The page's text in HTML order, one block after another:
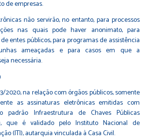
de empresas.
não servirão, no entanto, para processos
nas quais pode haver anonimato, para
entes públicos, para programas de assistência
ameaçadas e para casos em que a
necessária.
2020, na relação com órgãos públicos, somente
as assinaturas eletrônicas emitidas com
padrão Infraestrutura de Chaves Públicas
que é validado pelo Instituto Nacional de
(ITI), autarquia vinculada à Casa Civil.